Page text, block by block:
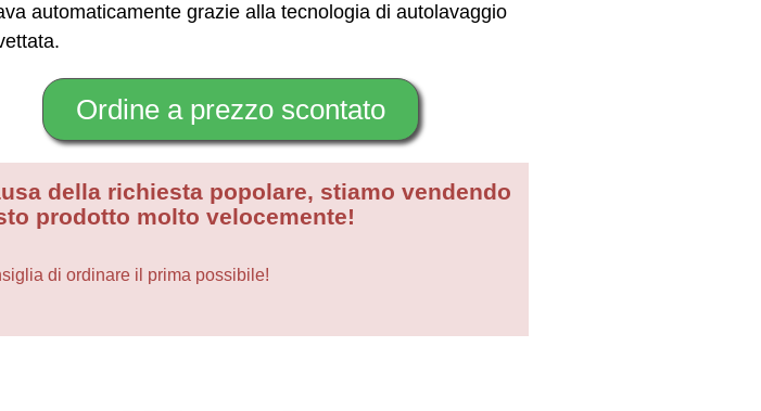
automaticamente grazie alla tecnologia di autolavaggio
Ordine a prezzo scontato
della richiesta popolare, stiamo vendendo
prodotto molto velocemente!
di ordinare il prima possibile!